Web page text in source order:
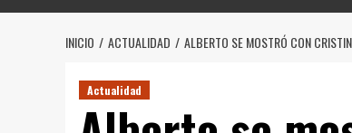
INICIO ACTUALIDAD ALBERTO SE MOSTRÓ CON
Actualidad